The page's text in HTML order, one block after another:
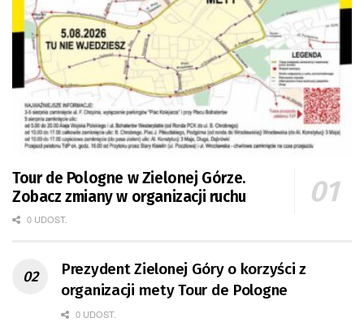
Tour de Pologne w Zielonej Górze.
Zobacz zmiany w organizacji ruchu
0 UDOST.
Prezydent Zielonej Góry o korzyści z
organizacji mety Tour de Pologne
0 UDOST.